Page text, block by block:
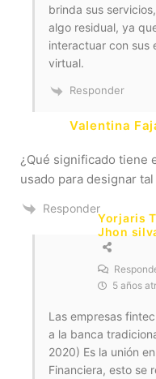
brinda sus
algo residual, ya
interactuar con sus
virtual.
Responder
Valentina
¿Qué significado tiene
usado para designar
Responder
Yorjaris
Jhon
5 años
Las empresas
a la banca
2020) Es la unión
Financiera, esto se